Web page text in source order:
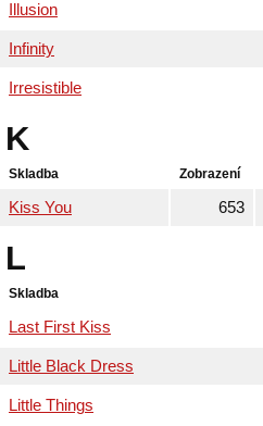
Illusion
Infinity
Irresistible
K
Skladba Zobrazení
Kiss You 653
L
Skladba
Last First Kiss
Little Black Dress
Little Things